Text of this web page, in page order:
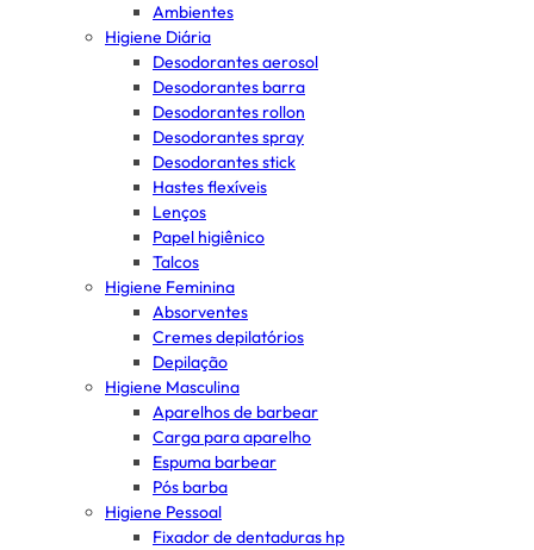
Ambientes
Higiene Diária
Desodorantes aerosol
Desodorantes barra
Desodorantes rollon
Desodorantes spray
Desodorantes stick
Hastes flexíveis
Lenços
Papel higiênico
Talcos
Higiene Feminina
Absorventes
Cremes depilatórios
Depilação
Higiene Masculina
Aparelhos de barbear
Carga para aparelho
Espuma barbear
Pós barba
Higiene Pessoal
Fixador de dentaduras hp